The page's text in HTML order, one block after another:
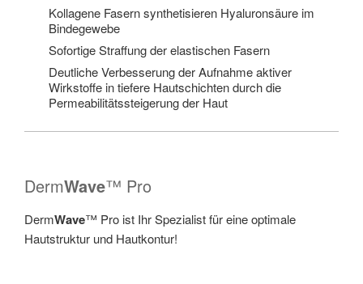
Kollagene Fasern synthetisieren Hyaluronsäure im
Bindegewebe
Sofortige Straffung der elastischen Fasern
Deutliche Verbesserung der Aufnahme aktiver
Wirkstoffe in tiefere Hautschichten durch die
Permeabilitätssteigerung der Haut
DermWave™ Pro
DermWave™ Pro ist Ihr Spezialist für eine optimale
Hautstruktur und Hautkontur!